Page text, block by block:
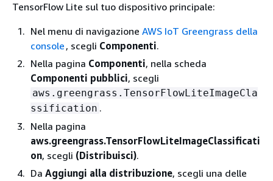
TensorFlow Lite sul tuo dispositivo principale:
Nel menu di navigazione AWS IoT Greengrass della
console , scegli Componenti.
Nella pagina Componenti, nella scheda
Componenti pubblici, scegli
aws.greengrass.TensorFlowLiteImageCla
ssification .
Nella pagina
aws.greengrass.TensorFlowLiteImageClassificati
on, scegli (Distribuisci).
Da Aggiungi alla distribuzione, scegli una delle